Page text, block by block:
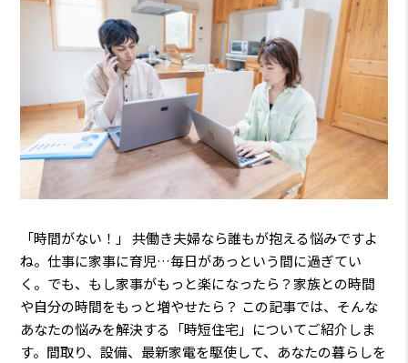
「時間がない！」 共働き夫婦なら誰もが抱える悩みですよ
ね。仕事に家事に育児…毎日があっという間に過ぎてい
く。でも、もし家事がもっと楽になったら？家族との時間
や自分の時間をもっと増やせたら？ この記事では、そんな
あなたの悩みを解決する「時短住宅」についてご紹介しま
す。間取り、設備、最新家電を駆使して、あなたの暮らしを